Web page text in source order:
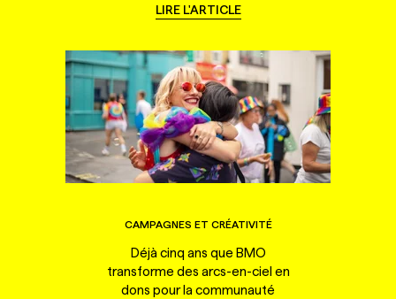
LIRE L'ARTICLE
CAMPAGNES ET CRÉATIVITÉ
Déjà cinq ans que BMO
transforme des arcs-en-ciel en
dons pour la communauté